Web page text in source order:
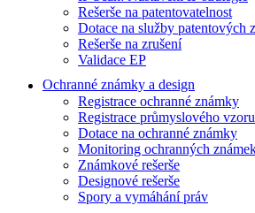
Rešerše na patentovatelnost
Dotace na služby patentových
Rešerše na zrušení
Validace EP
Ochranné známky a design
Registrace ochranné známky
Registrace průmyslového vzoru
Dotace na ochranné známky
Monitoring ochranných
Známkové rešerše
Designové rešerše
Spory a vymáhání práv